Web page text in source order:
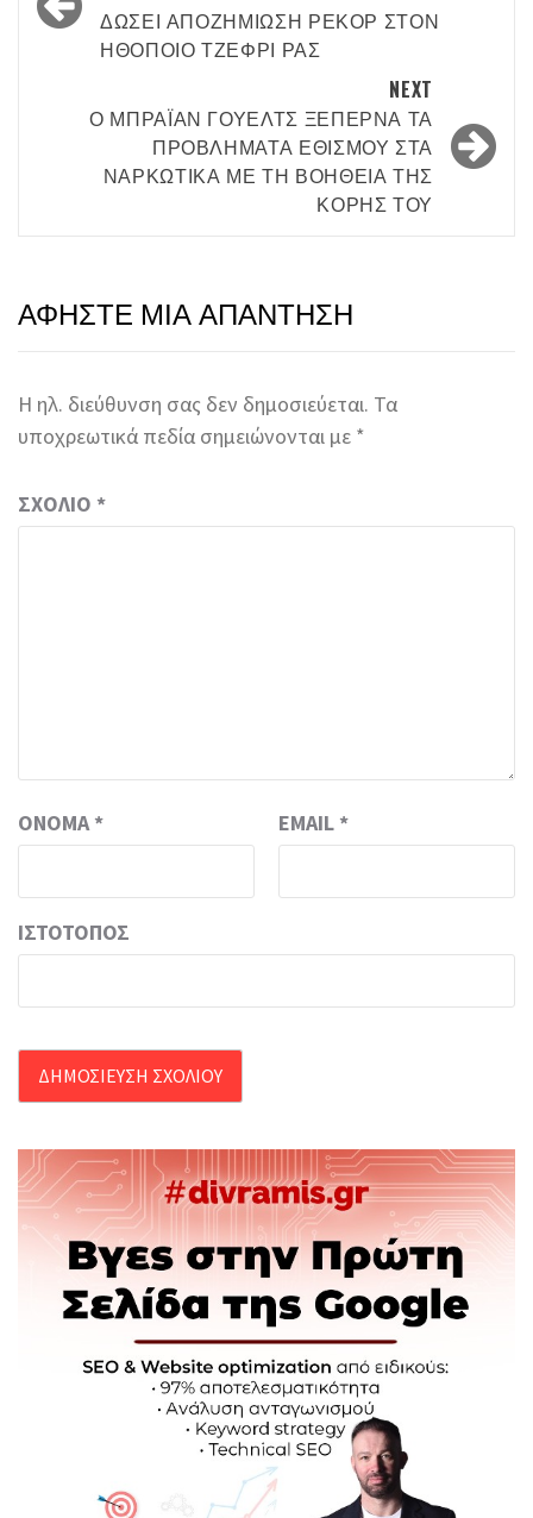
ΔΏΣΕΙ ΑΠΟΖΗΜΊΩΣΗ ΡΕΚΌΡ ΣΤΟΝ
ΗΘΟΠΟΙΌ ΤΖΈΦΡΙ ΡΑΣ
NEXT
Ο ΜΠΡΆΙΑΝ ΓΟΥΈΛΤΣ ΞΕΠΕΡΝΆ ΤΑ
ΠΡΟΒΛΉΜΑΤΑ ΕΘΙΣΜΟΎ ΣΤΑ
ΝΑΡΚΩΤΙΚΆ ΜΕ ΤΗ ΒΟΉΘΕΙΑ ΤΗΣ
ΚΌΡΗΣ ΤΟΥ
ΑΦΉΣΤΕ ΜΙΑ ΑΠΆΝΤΗΣΗ
Η ηλ. διεύθυνση σας δεν δημοσιεύεται. Τα
υποχρεωτικά πεδία σημειώνονται με *
ΣΧΌΛΙΟ *
ΌΝΟΜΑ* EMAIL *
ΙΣΤΌΤΟΠΟΣ